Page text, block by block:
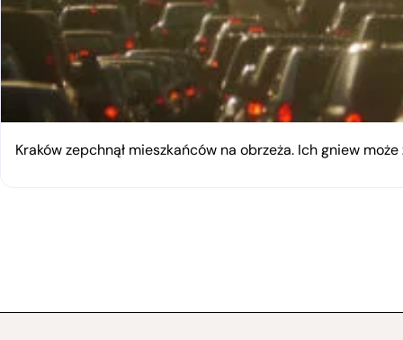
Kraków zepchnął mieszkańców na obrzeża. Ich gniew